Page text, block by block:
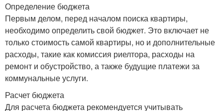
Определение бюджета
Первым делом, перед началом поиска квартиры,
необходимо определить свой бюджет. Это включает не
только стоимость самой квартиры, но и дополнительные
расходы, такие как комиссия риелтора, расходы на
ремонт и обустройство, а также будущие платежи за
коммунальные услуги.
Расчет бюджета
Для расчета бюджета рекомендуется учитывать